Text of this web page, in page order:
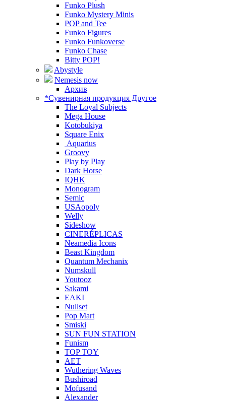
Funko Plush
Funko Mystery Minis
POP and Tee
Funko Figures
Funko Funkoverse
Funko Chase
Bitty POP!
Abystyle
Nemesis now
Архив
*Сувенирная продукция Другое
The Loyal Subjects
Mega House
Kotobukiya
Square Enix
Aquarius
Groovy
Play by Play
Dark Horse
IQHK
Monogram
Semic
USAopoly
Welly
Sideshow
CINERÉPLICAS
Neamedia Icons
Beast Kingdom
Quantum Mechanix
Numskull
Youtooz
Sakami
EAKI
Nullset
Pop Mart
Smiski
SUN FUN STATION
Funism
TOP TOY
AET
Wuthering Waves
Bushiroad
Mofusand
Alexander